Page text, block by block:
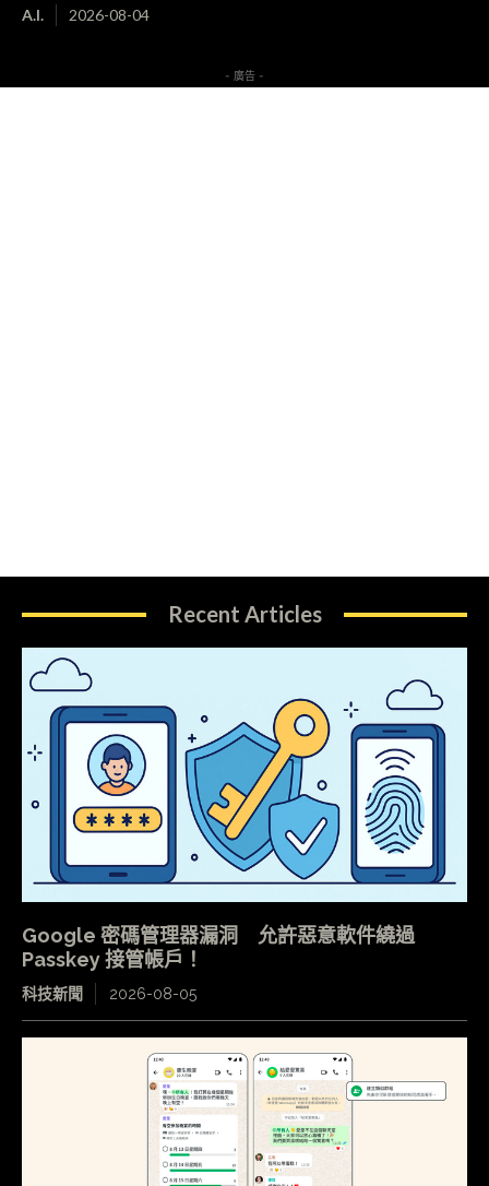
A.I. 2026-08-04
- 廣告 -
Recent Articles
Google 密碼管理器漏洞 允許惡意軟件繞過
Passkey 接管帳戶！
科技新聞 2026-08-05